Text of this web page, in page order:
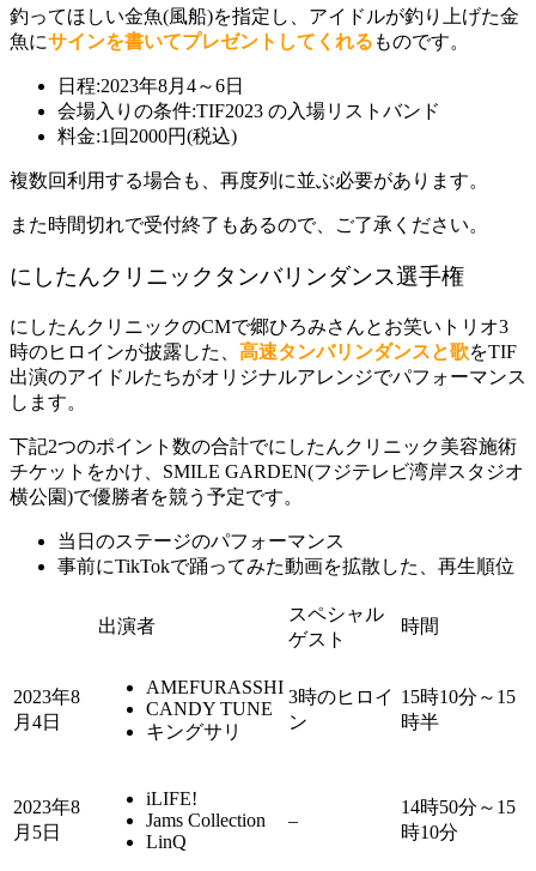
釣ってほしい金魚(風船)を指定し、アイドルが釣り上げた金
魚にサインを書いてプレゼントしてくれる ものです。
日程:2023年8月4～6日
会場入りの条件:TIF2023 の入場リストバンド
料金:1回2000円(税込)
複数回利用する場合も、再度列に並ぶ必要があります。
また時間切れで受付終了もあるので、ご了承ください。
にしたんクリニックタンバリンダンス選手権
にしたんクリニックのCMで郷ひろみさんとお笑いトリオ3
時のヒロインが披露した、 高速タンバリンダンスと歌をTIF
出演のアイドルたちがオリジナルアレンジでパフォーマンス
します。
下記2つのポイント数の合計でにしたんクリニック美容施術
チケットをかけ、SMILE GARDEN(フジテレビ湾岸スタジオ
横公園)で優勝者を競う予定です。
当日のステージのパフォーマンス
事前にTikTokで踊ってみた動画を拡散した、再生順位
出演者
スペシャル
ゲスト
時間
2023年8
月4日
AMEFURASSHI
CANDY TUNE
キングサリ
3時のヒロイ
ン
15時10分～15
時半
2023年8
月5日
iLIFE!
Jams Collection
LinQ
–
14時50分～15
時10分